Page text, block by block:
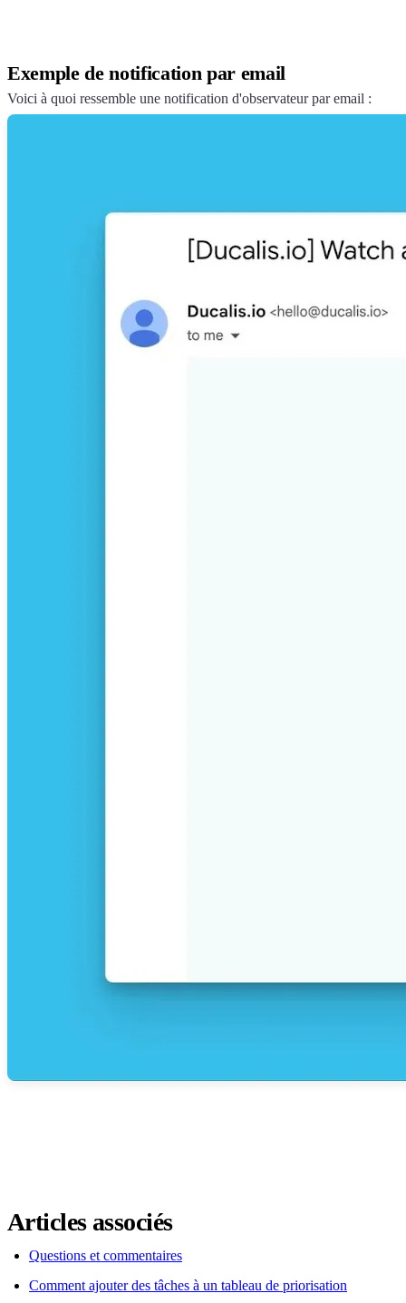
Exemple de notification par email
Voici à quoi ressemble une notification d'observateur par email :
Articles associés
Questions et commentaires
Comment ajouter des tâches à un tableau de priorisation